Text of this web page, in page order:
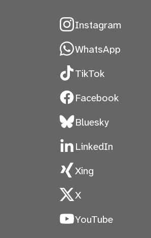
Instagram
WhatsApp
TikTok
Facebook
Bluesky
LinkedIn
Xing
X
YouTube